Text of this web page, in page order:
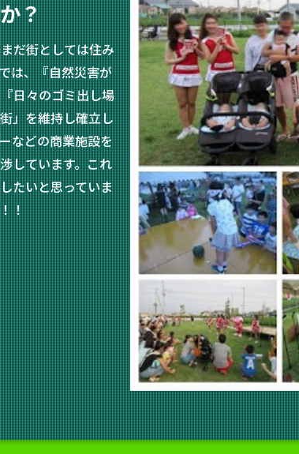
？
だ街としては住み
は、『自然災害が
日々のゴミ出し場
」を維持し確立し
などの商業施設を
しています。これ
たいと思っていま
！